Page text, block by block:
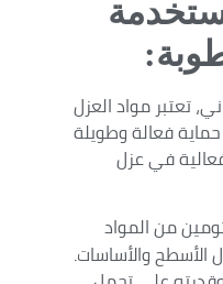
تعتبر مواد العزل
فعالة وطويلة
فعالية في عزل
من المواد
الأسطح والأساسات.